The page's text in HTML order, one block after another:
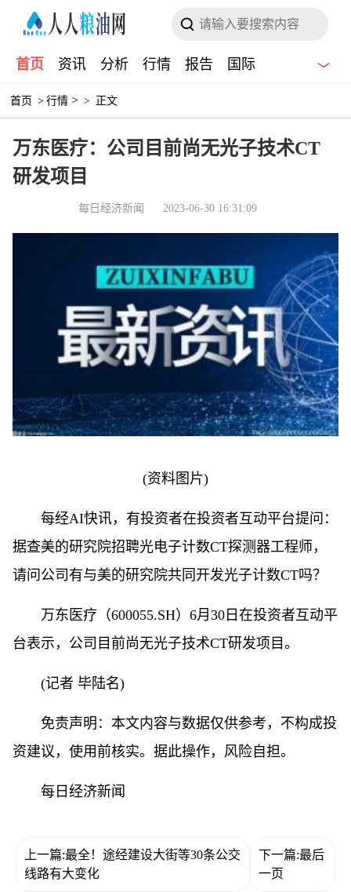
首页 资讯 分析 行情 报告 国际
首页 > 行情 > > 正文
万东医疗：公司目前尚无光子技术CT
研发项目
每日经济新闻 2023-06-30 16:31:09
(资料图片)
每经AI快讯，有投资者在投资者互动平台提问：
据查美的研究院招聘光电子计数CT探测器工程师，
请问公司有与美的研究院共同开发光子计数CT吗？
万东医疗（600055.SH）6月30日在投资者互动平
台表示，公司目前尚无光子技术CT研发项目。
(记者 毕陆名)
免责声明：本文内容与数据仅供参考，不构成投
资建议，使用前核实。据此操作，风险自担。
每日经济新闻
上一篇:最全！途经建设大街等30条公交
线路有大变化
下一篇:最后
一页